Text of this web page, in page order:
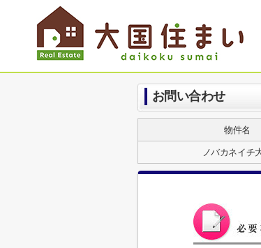
お問い合わせ
物件名
ノバカネイチ